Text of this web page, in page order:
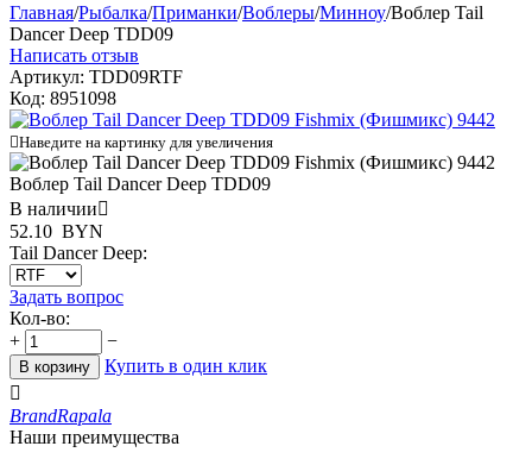
Главная/Рыбалка/Приманки/Воблеры/Минноу/Воблер Tail
Dancer Deep TDD09
Написать отзыв
Артикул: TDD09RTF
Код: 8951098
Наведите на картинку для увеличения
Воблер Tail Dancer Deep TDD09
В наличии
52.10 BYN
Tail Dancer Deep:
Задать вопрос
Кол-во:
+
−
В корзину
Купить в один клик

BrandRapala
Наши преимущества